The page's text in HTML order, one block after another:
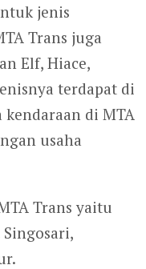
jenis
Trans juga
Elf, Hiace,
terdapat di
kendaraan di MTA
usaha
Trans yaitu